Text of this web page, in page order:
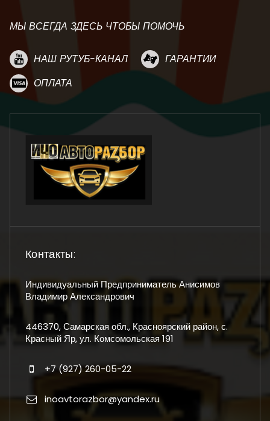
МЫ ВСЕГДА ЗДЕСЬ ЧТОБЫ ПОМОЧЬ
НАШ РУТУБ-КАНАЛ
ГАРАНТИИ
ОПЛАТА
Контакты:
Индивидуальный Предприниматель Анисимов
Владимир Александрович
446370, Самарская обл., Красноярский район, с.
Красный Яр, ул. Комсомольская 191
+7 (927) 260-05-22
inoavtorazbor@yandex.ru